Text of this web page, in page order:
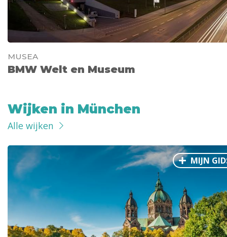
MUSEA
BMW Welt en Museum
Wijken in München
Alle wijken
MIJN